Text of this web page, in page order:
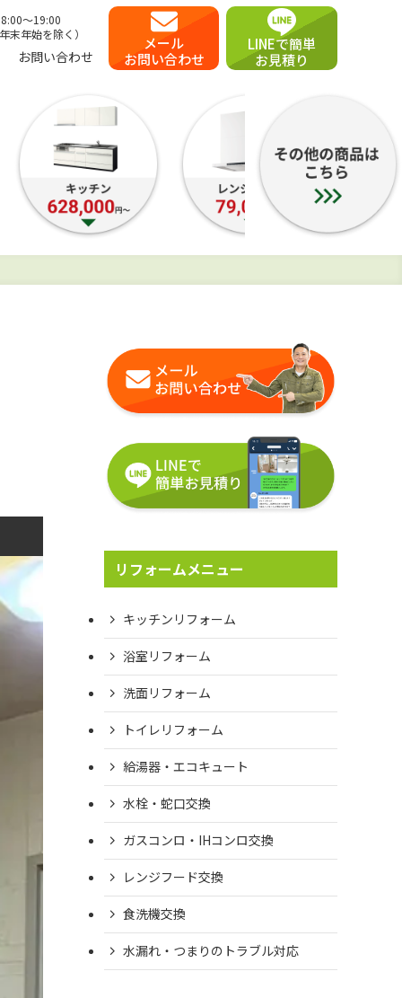
お問い合わせ
〜19:00
末年始を除く）
メール
お問い合わせ
LINEで簡単
お見積り
リフォームメニュー
キッチンリフォーム
浴室リフォーム
洗面リフォーム
トイレリフォーム
給湯器・エコキュート
水栓・蛇口交換
ガスコンロ・IHコンロ交換
レンジフード交換
食洗機交換
水漏れ・つまりのトラブル対応